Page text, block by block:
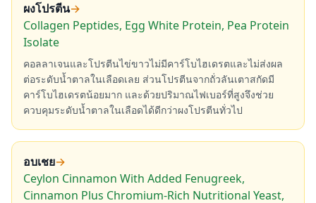
ผงโปรตีน→
Collagen Peptides, Egg White Protein, Pea Protein
Isolate
คอลลาเจนและโปรตีนไข่ขาวไม่มีคาร์โบไฮเดรตและไม่ส่งผล
ต่อระดับน้ำตาลในเลือดเลย ส่วนโปรตีนจากถั่วลันเตาสกัดมี
คาร์โบไฮเดรตน้อยมาก และด้วยปริมาณไฟเบอร์ที่สูงจึงช่วย
ควบคุมระดับน้ำตาลในเลือดได้ดีกว่าผงโปรตีนทั่วไป
อบเชย→
Ceylon Cinnamon With Added Fenugreek,
Cinnamon Plus Chromium-Rich Nutritional Yeast,